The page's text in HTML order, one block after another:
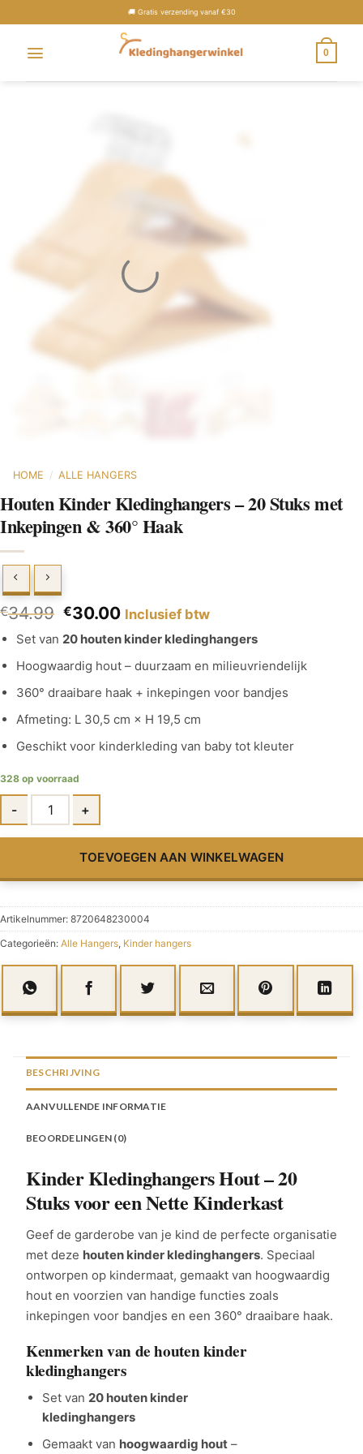
🚚 Gratis verzending vanaf €30
0
HOME / ALLE HANGERS
Houten Kinder Kledinghangers – 20 Stuks met
Inkepingen & 360° Haak
€34.99 €30.00 Inclusief btw
Set van 20 houten kinder kledinghangers
Hoogwaardig hout – duurzaam en milieuvriendelijk
360° draaibare haak + inkepingen voor bandjes
Afmeting: L 30,5 cm × H 19,5 cm
Geschikt voor kinderkleding van baby tot kleuter
328 op voorraad
TOEVOEGEN AAN WINKELWAGEN
Artikelnummer: 8720648230004
Categorieën: Alle Hangers Kinder hangers
BESCHRIJVING
AANVULLENDE INFORMATIE
BEOORDELINGEN (0)
Kinder Kledinghangers Hout – 20
Stuks voor een Nette Kinderkast
Geef de garderobe van je kind de perfecte organisatie
met deze houten kinder kledinghangers. Speciaal
ontworpen op kindermaat, gemaakt van hoogwaardig
hout en voorzien van handige functies zoals
inkepingen voor bandjes en een 360° draaibare haak.
Kenmerken van de houten kinder
kledinghangers
Set van 20 houten kinder
kledinghangers
Gemaakt van hoogwaardig hout–